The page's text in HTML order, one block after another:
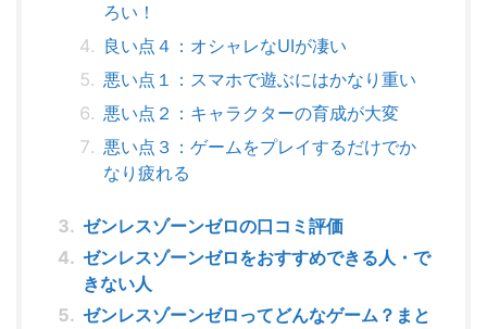
ろい！
良い点４：オシャレなUIが凄い
悪い点１：スマホで遊ぶにはかなり重い
悪い点２：キャラクターの育成が大変
悪い点３：ゲームをプレイするだけでか
なり疲れる
ゼンレスゾーンゼロの口コミ評価
ゼンレスゾーンゼロをおすすめできる人・で
きない人
ゼンレスゾーンゼロってどんなゲーム？まと